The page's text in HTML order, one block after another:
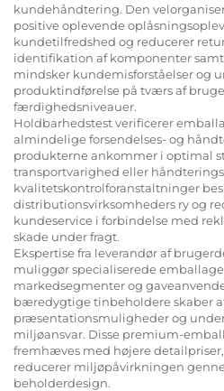
kundehåndtering. Den
positive oplevende
kundetilfredshed og reducerer
identifikation af komponenter
mindsker kundemisforståelser og
produktindførelse på tværs af
færdighedsniveauer.
Holdbarhedstest verificerer
almindelige forsendelses- og
produkterne ankommer i optimal
transportvarighed eller
kvalitetskontrolforanstaltninger
distributionsvirksomheders ry og
kundeservice i forbindelse med
skade under fragt.
Ekspertise fra leverandør af
muliggør specialiserede
markedsegmenter og
bæredygtige tinbeholdere skaber
præsentationsmuligheder og
miljøansvar. Disse premium-
fremhæves med højere
reducerer miljøpåvirkningen
beholderdesign.